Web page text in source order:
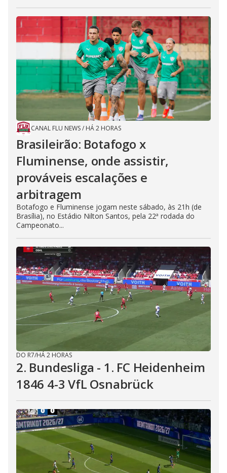
CANAL FLU NEWS/ HÁ 2 HORAS
Brasileirão: Botafogo x
Fluminense, onde assistir,
prováveis escalações e
arbitragem
Botafogo e Fluminense jogam neste sábado, às 21h (de
Brasília), no Estádio Nilton Santos, pela 22ª rodada do
Campeonato...
DO R7/HÁ 2 HORAS
2. Bundesliga - 1. FC Heidenheim
1846 4-3 VfL Osnabrück